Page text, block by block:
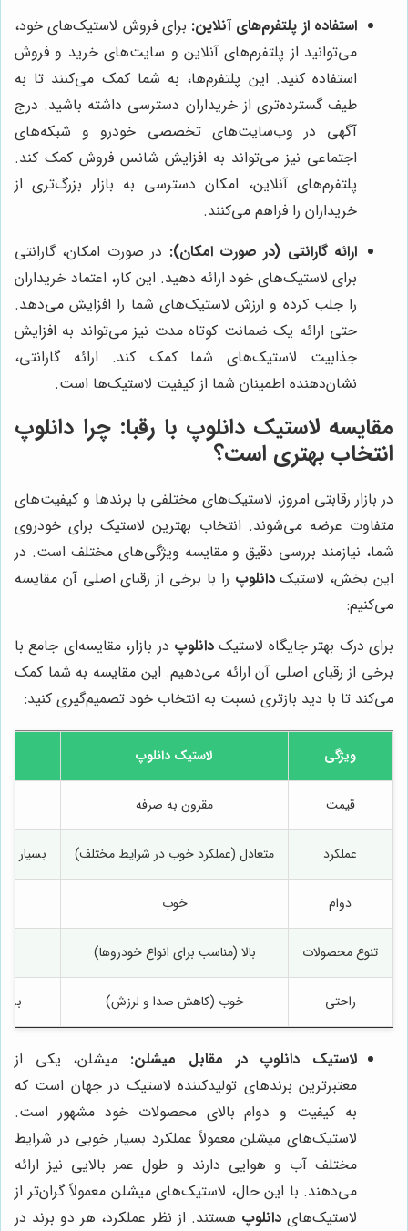
استفاده از پلتفرم‌های آنلاین: برای فروش لاستیک‌های خود،
می‌توانید از پلتفرم‌های آنلاین و سایت‌های خرید و فروش
استفاده کنید. این پلتفرم‌ها، به شما کمک می‌کنند تا به
طیف گسترده‌تری از خریداران دسترسی داشته باشید. درج
آگهی در وب‌سایت‌های تخصصی خودرو و شبکه‌های
اجتماعی نیز می‌تواند به افزایش شانس فروش کمک کند.
پلتفرم‌های آنلاین، امکان دسترسی به بازار بزرگ‌تری از
خریداران را فراهم می‌کنند.
ارائه گارانتی (در صورت امکان): در صورت امکان، گارانتی
برای لاستیک‌های خود ارائه دهید. این کار، اعتماد خریداران
را جلب کرده و ارزش لاستیک‌های شما را افزایش می‌دهد.
حتی ارائه یک ضمانت کوتاه مدت نیز می‌تواند به افزایش
جذابیت لاستیک‌های شما کمک کند. ارائه گارانتی،
نشان‌دهنده اطمینان شما از کیفیت لاستیک‌ها است.
مقایسه لاستیک دانلوپ با رقبا: چرا دانلوپ
انتخاب بهتری است؟
در بازار رقابتی امروز، لاستیک‌های مختلفی با برندها و کیفیت‌های
متفاوت عرضه می‌شوند. انتخاب بهترین لاستیک برای خودروی
شما، نیازمند بررسی دقیق و مقایسه ویژگی‌های مختلف است. در
این بخش، لاستیکدانلوپ را با برخی از رقبای اصلی آن مقایسه
می‌کنیم:
برای درک بهتر جایگاه لاستیک دانلوپ در بازار، مقایسه‌ای جامع با
برخی از رقبای اصلی آن ارائه می‌دهیم. این مقایسه به شما کمک
می‌کند تا با دید بازتری نسبت به انتخاب خود تصمیم‌گیری کنید:
ویژگی لاستیک دانلوپ
قیمت مقرون به صرفه
عملکرد متعادل (عملکرد خوب در شرایط مختلف) بسیار
دوام خوب
تنوع محصولات بالا (مناسب برای انواع خودروها)
راحتی خوب (کاهش صدا و لرزش)
لاستیک دانلوپ در مقابل میشلن: میشلن، یکی از
معتبرترین برندهای تولیدکننده لاستیک در جهان است که
به کیفیت و دوام بالای محصولات خود مشهور است.
لاستیک‌های میشلن معمولاً عملکرد بسیار خوبی در شرایط
مختلف آب و هوایی دارند و طول عمر بالایی نیز ارائه
می‌دهند. با این حال، لاستیک‌های میشلن معمولاً گران‌تر از
لاستیک‌هایدانلوپ هستند. از نظر عملکرد، هر دو برند در